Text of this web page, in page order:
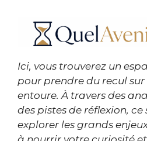
Ici, vous trouverez un
pour prendre du recul
entoure. À travers des
des pistes de réflexion, ce
explorer les grands